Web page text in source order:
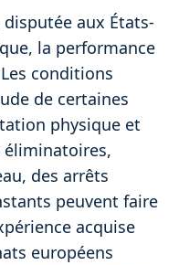
aux États-
la performance
conditions
de certaines
physique et
éliminatoires,
des arrêts
peuvent faire
acquise
européens